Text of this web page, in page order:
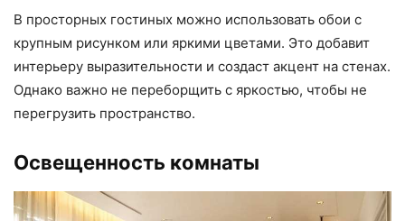
В просторных гостиных можно использовать обои с
крупным рисунком или яркими цветами. Это добавит
интерьеру выразительности и создаст акцент на стенах.
Однако важно не переборщить с яркостью, чтобы не
перегрузить пространство.
Освещенность комнаты